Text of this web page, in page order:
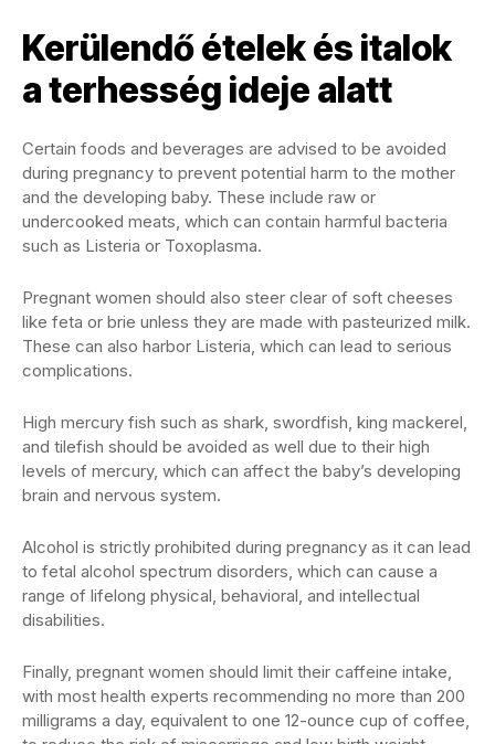
Kerülendő ételek és italok
a terhesség ideje alatt
Certain foods and beverages are advised to be avoided
during pregnancy to prevent potential harm to the mother
and the developing baby. These include raw or
undercooked meats, which can contain harmful bacteria
such as Listeria or Toxoplasma.
Pregnant women should also steer clear of soft cheeses
like feta or brie unless they are made with pasteurized milk.
These can also harbor Listeria, which can lead to serious
complications.
High mercury fish such as shark, swordfish, king mackerel,
and tilefish should be avoided as well due to their high
levels of mercury, which can affect the baby’s developing
brain and nervous system.
Alcohol is strictly prohibited during pregnancy as it can lead
to fetal alcohol spectrum disorders, which can cause a
range of lifelong physical, behavioral, and intellectual
disabilities.
Finally, pregnant women should limit their caffeine intake,
with most health experts recommending no more than 200
milligrams a day, equivalent to one 12-ounce cup of coffee,